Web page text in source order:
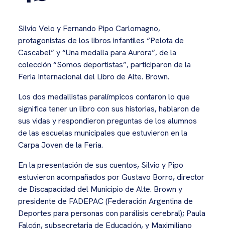
Silvio Velo y Fernando Pipo Carlomagno,
protagonistas de los libros infantiles “Pelota de
Cascabel” y “Una medalla para Aurora”, de la
colección “Somos deportistas”, participaron de la
Feria Internacional del Libro de Alte. Brown.
Los dos medallistas paralímpicos contaron lo que
significa tener un libro con sus historias, hablaron de
sus vidas y respondieron preguntas de los alumnos
de las escuelas municipales que estuvieron en la
Carpa Joven de la Feria.
En la presentación de sus cuentos, Silvio y Pipo
estuvieron acompañados por Gustavo Borro, director
de Discapacidad del Municipio de Alte. Brown y
presidente de FADEPAC (Federación Argentina de
Deportes para personas con parálisis cerebral); Paula
Falcón, subsecretaria de Educación, y Maximiliano